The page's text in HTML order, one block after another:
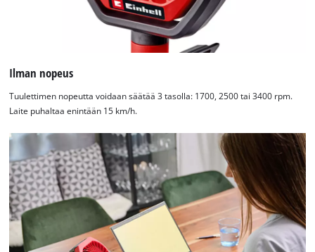
Ilman nopeus
Tuulettimen nopeutta voidaan säätää 3 tasolla: 1700, 2500 tai 3400 rpm.
Laite puhaltaa enintään 15 km/h.